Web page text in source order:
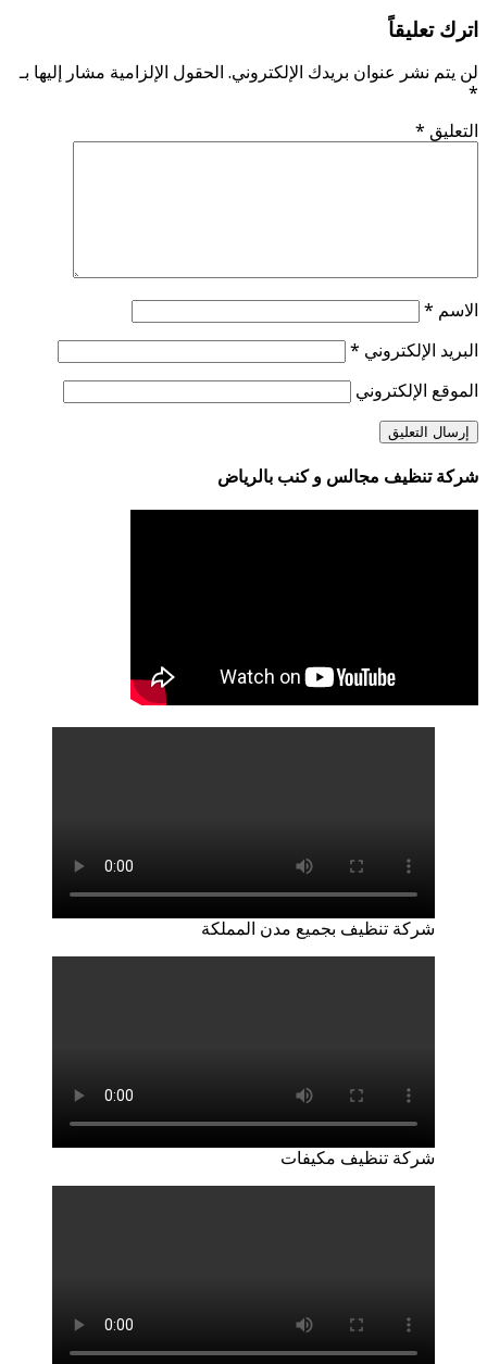
اترك تعليقاً
لن يتم نشر عنوان بريدك الإلكتروني. الحقول الإلزامية مشار إليها بـ
*
التعليق *
الاسم *
البريد الإلكتروني *
الموقع الإلكتروني
شركة تنظيف مجالس و كنب بالرياض
شركة تنظيف بجميع مدن المملكة
شركة تنظيف مكيفات